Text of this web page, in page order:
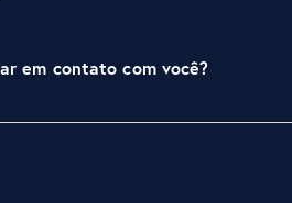
em contato com você?